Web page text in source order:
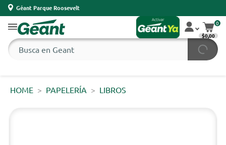
Géant Parque Roosevelt
0
$0,00
HOME PAPELERÍA LIBROS